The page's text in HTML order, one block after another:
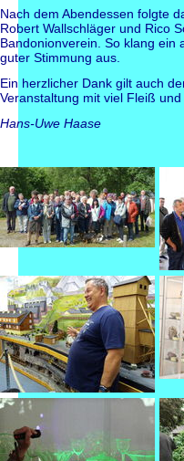
Nach dem Abendessen folgte
Robert Wallschläger und Rico
Bandonionverein. So klang ein
guter Stimmung aus.
Ein herzlicher Dank gilt auch
Veranstaltung mit viel Fleiß
Hans-Uwe Haase